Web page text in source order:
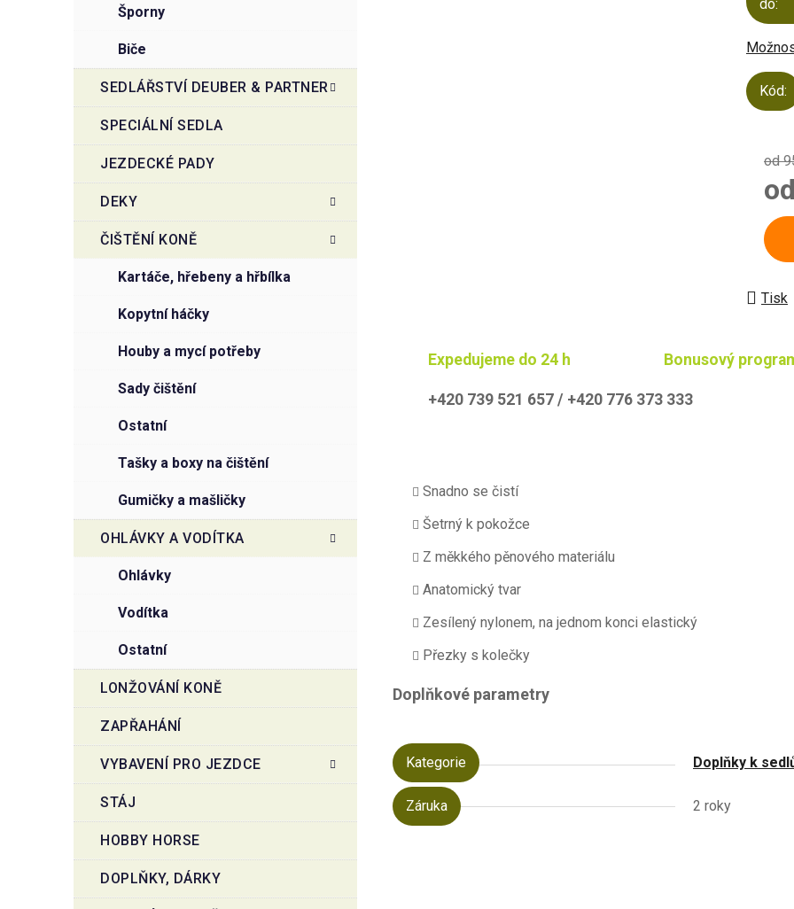
šporny
biče
SEDLÁŘSTVÍ DEUBER & PARTNER
SPECIÁLNÍ SEDLA
JEZDECKÉ PADY
DEKY
ČIŠTĚNÍ KONĚ
kartáče, hřebeny a hřbílka
kopytní háčky
houby a mycí potřeby
sady čištění
ostatní
tašky a boxy na čištění
gumičky a mašličky
OHLÁVKY A VODÍTKA
ohlávky
vodítka
ostatní
LONŽOVÁNÍ KONĚ
ZAPŘAHÁNÍ
VYBAVENÍ PRO JEZDCE
STÁJ
HOBBY HORSE
DOPLŇKY, DÁRKY
do:
Kód:
od
Tisk
Expedujeme do 24 h Bonusový
+420 739 521 657 / +420 776 373 333
Snadno se čistí
Šetrný k pokožce
Z měkkého pěnového materiálu
Anatomický tvar
Zesílený nylonem, na jednom konci elastický
Přezky s kolečky
Doplňkové parametry
Kategorie Doplňky k
Záruka 2 roky